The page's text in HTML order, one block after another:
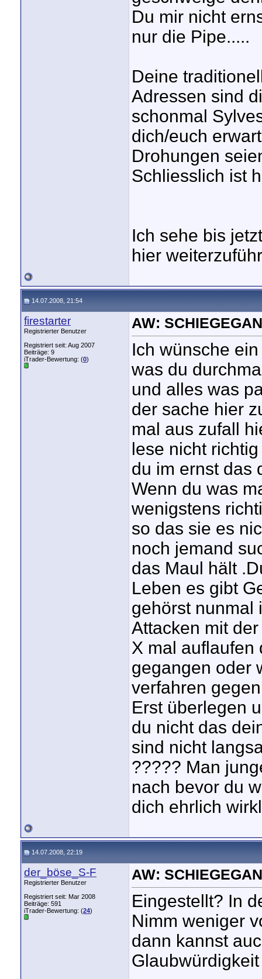
Du mir nicht
nur die Pipe.....
Deine
Adressen sind
schonmal
dich/euch
Drohungen
Schliesslich ist
Ich sehe bis
hier
14.07.2008, 21:54
firestarter
Registrierter Benutzer
Registriert seit: Aug 2007
Beiträge: 9
iTrader-Bewertung: (0)
AW:
Ich wünsche
was du
und alles was
der sache hier
mal aus zufall
lese nicht
du im ernst das
Wenn du was
wenigstens
so das sie es
noch jemand
das Maul hält
Leben es gibt
gehörst nunmal
Attacken mit
X mal auflaufen
gegangen oder
verfahren
Erst überlegen
du nicht das
sind nicht
????? Man
nach bevor du
dich ehrlich
14.07.2008, 22:19
der_böse_S-F
Registrierter Benutzer
Registriert seit: Mar 2008
Beiträge: 591
iTrader-Bewertung: (24)
AW:
Eingestellt? In
Nimm weniger
dann kannst